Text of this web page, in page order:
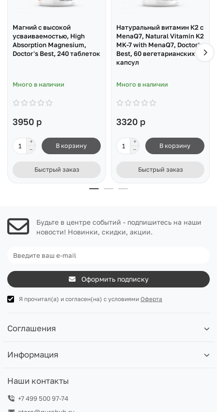
Магний с высокой
усваиваемостью, High
Absorption Magnesium,
Doctor's Best, 240 таблеток
Много в наличии
3950 р
В корзину
Быстрый заказ
Натуральный витамин К2 с
MenaQ7, Natural Vitamin K2
MK-7 with MenaQ7, Doctor's
Best, 60 вегетарианских
капсул
Много в наличии
3320 р
В корзину
Быстрый заказ
Будьте в центре событий - подпишитесь на наши
новости! Новинки, скидки, акции.
Оформить подписку
Я прочитал(а) и согласен(на) с условиями Оферта
Соглашения
Информация
Наши контакты
+7 499 500 97-74